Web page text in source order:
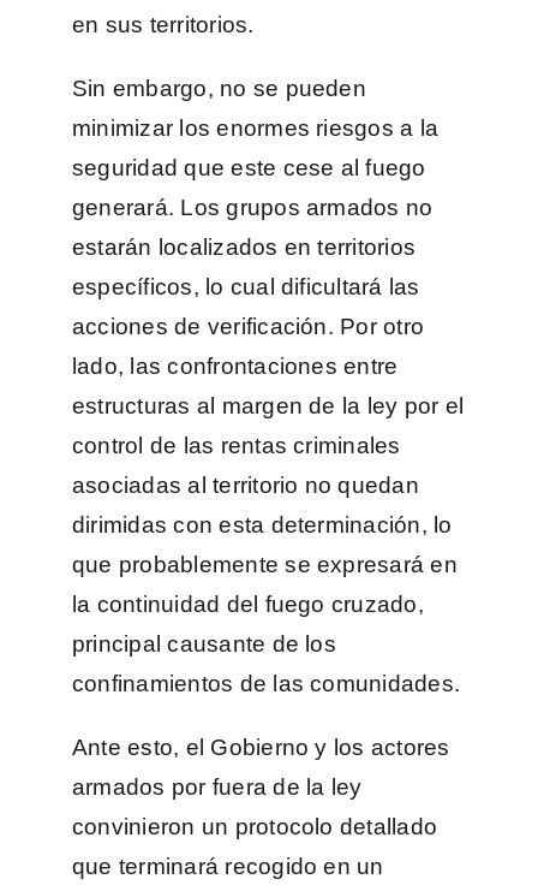
en sus territorios.
Sin embargo, no se pueden
minimizar los enormes riesgos a la
seguridad que este cese al fuego
generará. Los grupos armados no
estarán localizados en territorios
específicos, lo cual dificultará las
acciones de verificación. Por otro
lado, las confrontaciones entre
estructuras al margen de la ley por el
control de las rentas criminales
asociadas al territorio no quedan
dirimidas con esta determinación, lo
que probablemente se expresará en
la continuidad del fuego cruzado,
principal causante de los
confinamientos de las comunidades.
Ante esto, el Gobierno y los actores
armados por fuera de la ley
convinieron un protocolo detallado
que terminará recogido en un